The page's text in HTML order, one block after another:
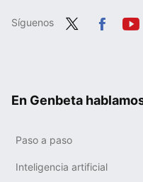
Síguenos
En Genbeta
Paso a paso
Inteligencia artificial